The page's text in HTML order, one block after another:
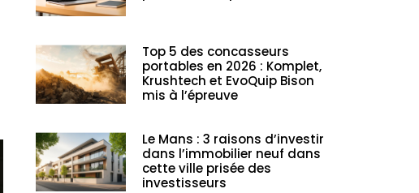
Top 5 des concasseurs
portables en 2026 : Komplet,
Krushtech et EvoQuip Bison
mis à l’épreuve
Le Mans : 3 raisons d’investir
dans l’immobilier neuf dans
cette ville prisée des
investisseurs